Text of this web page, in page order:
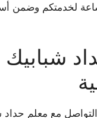
لخدمتكم وضمن
شبابيك
التواصل مع معلم حداد